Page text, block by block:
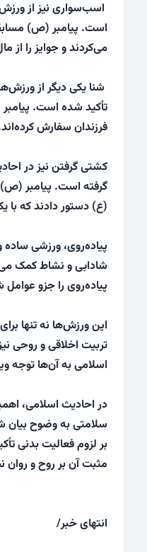
اسب‌سواری نیز از
است. پیامبر (ص)
می‌کردند و جوایز را از
شنا یکی دیگر از
تأکید شده است.
فرزندان سفارش
کشتی گرفتن نیز در
گرفته است. پیامبر
(ع) دستور دادند که با
پیاده‌روی، ورزشی
شادابی و نشاط کمک
پیاده‌روی را جزو عوامل
این ورزش‌ها نه تنها
تربیت اخلاقی و روحی
اسلامی به آن‌ها توجه
در احادیث اسلامی،
سلامتی به وضوح بیان
بر لزوم فعالیت بدنی
مثبت آن بر روح و روان
انتهای خبر/